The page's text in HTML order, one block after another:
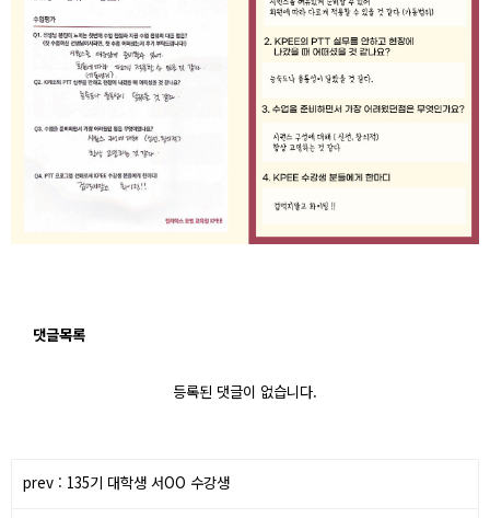
댓글목록
등록된 댓글이 없습니다.
prev : 135기 대학생 서OO 수강생